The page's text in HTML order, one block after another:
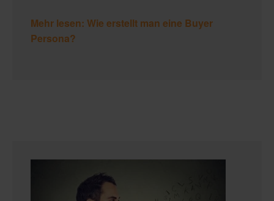
Mehr lesen: Wie erstellt man eine Buyer
Persona?